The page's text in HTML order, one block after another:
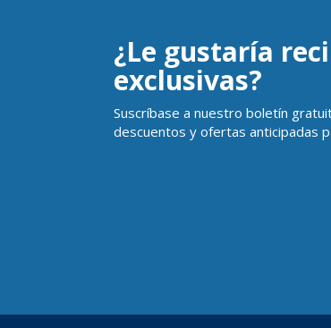
¿Le gustaría
exclusivas?
Suscríbase a nuestro boletín
descuentos y ofertas anticipadas